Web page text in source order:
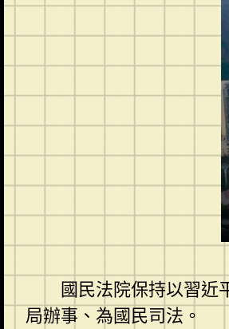
國民法院保持以習近
局辦事、為國民司法。